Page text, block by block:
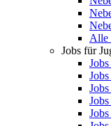
Alle
Jobs für